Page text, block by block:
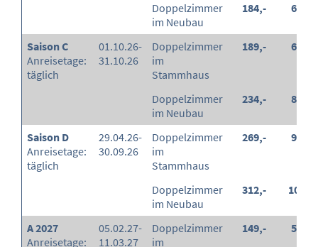
Doppelzimmer
im Neubau
184,- 60,-
Saison C
Anreisetage:
täglich
01.10.26-
31.10.26
Doppelzimmer
im
Stammhaus
189,- 65,-
Doppelzimmer
im Neubau
234,- 80,-
Saison D
Anreisetage:
täglich
29.04.26-
30.09.26
Doppelzimmer
im
Stammhaus
269,- 90,-
Doppelzimmer
im Neubau
312,- 105,-
A 2027
Anreisetage:
05.02.27-
11.03.27
Doppelzimmer
im
149,- 50,-